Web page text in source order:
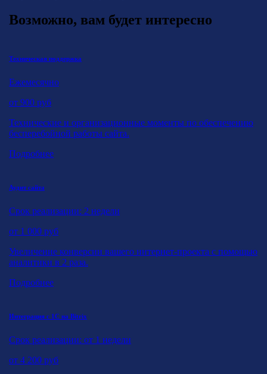
Возможно, вам будет интересно
Техническая поддержка
Ежемесячно
от 900 руб
Технические и организационные моменты по обеспечению
бесперебойной работы сайта.
Подробнее
Аудит сайта
Срок реализации: 2 недели
от 1 000 руб
Увеличение конверсии вашего интернет-проекта с помощью
аналитики в 2 раза.
Подробнее
Интеграция с 1С на Bitrix
Срок реализации: от 1 недели
от 4 200 руб